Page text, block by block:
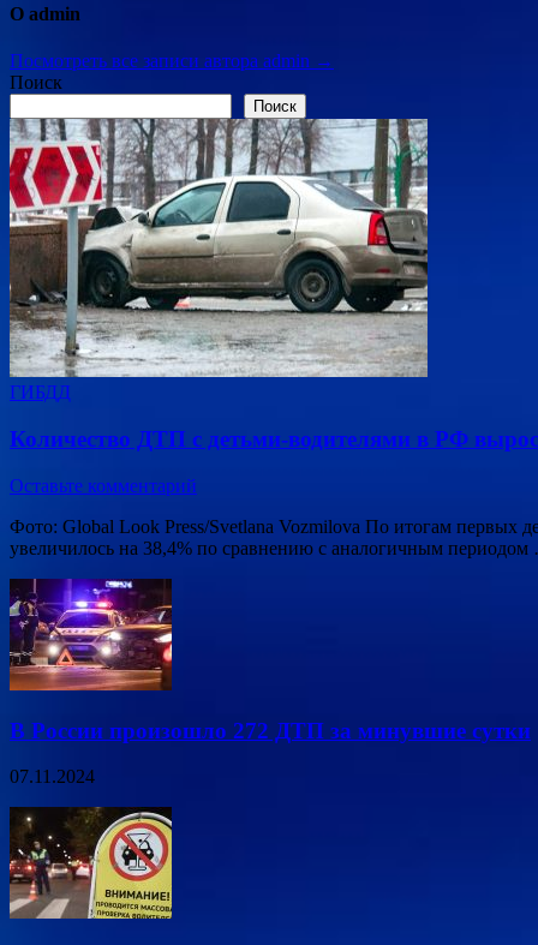
О admin
Посмотреть все записи автора admin →
Поиск
Поиск
ГИБДД
Количество ДТП с детьми-водителями в РФ
Оставьте комментарий
Фото: Global Look Press/Svetlana Vozmilova По итогам первых
увеличилось на 38,4% по сравнению с аналогичным
В России произошло 272 ДТП за минувшие сутки
07.11.2024